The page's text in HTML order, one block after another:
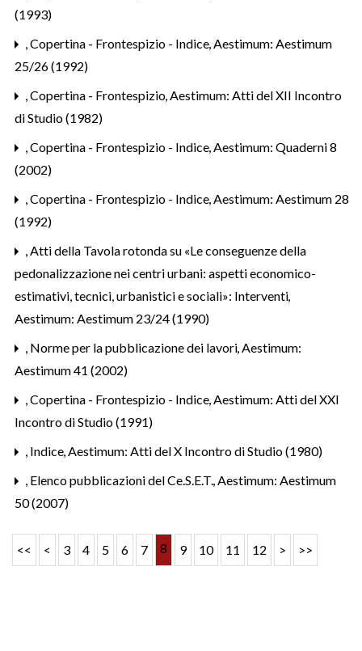
(1993)
,Copertina - Frontespizio - Indice,Aestimum: Aestimum
25/26 (1992)
,Copertina - Frontespizio,Aestimum: Atti del XII Incontro
di Studio (1982)
,Copertina - Frontespizio - Indice,Aestimum: Quaderni 8
(2002)
,Copertina - Frontespizio - Indice,Aestimum: Aestimum 28
(1992)
,Atti della Tavola rotonda su «Le conseguenze della
pedonalizzazione nei centri urbani: aspetti economico-
estimativi, tecnici, urbanistici e sociali»: Interventi,
Aestimum: Aestimum 23/24 (1990)
, Norme per la pubblicazione dei lavori,Aestimum:
Aestimum 41 (2002)
,Copertina - Frontespizio - Indice,Aestimum: Atti del XXI
Incontro di Studio (1991)
, Indice,Aestimum: Atti del X Incontro di Studio (1980)
, Elenco pubblicazioni del Ce.S.E.T.,Aestimum: Aestimum
50 (2007)
<< < 3 4 5 6 7 8 9 10 11 12 > >>